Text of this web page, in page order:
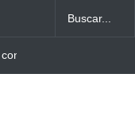
de alimentos quemados